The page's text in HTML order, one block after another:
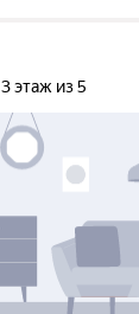
3 этаж из 5